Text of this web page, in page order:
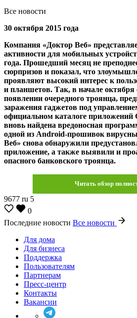
Все новости
30 октября 2015 года
Компания «Доктор Веб»
активности для мобильных
года. Прошедший месяц не
сюрпризов и показал, что
проявляют высокий интерес к
и планшетов. Так, в начале октября
появлении очередного троянца,
заражения гаджетов под
официальном каталоге приложений
вновь найдена вредоносная
одной из Android-прошивок
Веб» снова обнаружили
приложение, а также выявили и
опасного банковского троянца.
Читать обзор
9677 ru 5
0
Последние новости Все новости
Для дома
Для бизнеса
Поддержка
Пользователям
Партнерам
Пресс-центр
Контакты
Вакансии